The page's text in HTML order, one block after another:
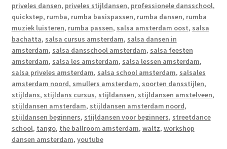
priveles dansen, priveles stijldansen, professionele dansschool,
quickstep, rumba, rumba basispassen, rumba dansen, rumba
muziek luisteren, rumba passen, salsa amsterdam oost, salsa
bachatta, salsa cursus amsterdam, salsa dansen in
amsterdam, salsa dansschool amsterdam, salsa feesten
amsterdam, salsa les amsterdam, salsa lessen amsterdam,
salsa priveles amsterdam, salsa school amsterdam, salsales
amsterdam noord, smullers amsterdam, soorten dansstijlen,
stijldans, stijldans cursus, stijldansen, stijldansen amstelveen,
stijldansen amsterdam, stijldansen amsterdam noord,
stijldansen beginners, stijldansen voor beginners, streetdance
school, tango, the ballroom amsterdam, waltz, workshop
dansen amsterdam, youtube